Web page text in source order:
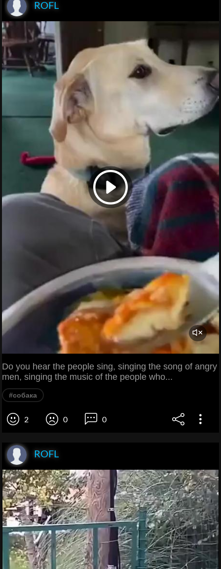
ROFL
Do you hear the people sing, singing the song of angry
men, singing the music of the people who...
#собака
2 0 0
ROFL